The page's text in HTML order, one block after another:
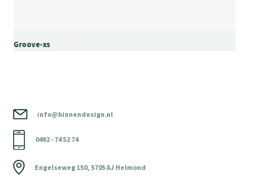
Groove-xs
info@binnendesign.nl
0492 - 74 52 74
Engelseweg 150, 5705 AJ Helmond